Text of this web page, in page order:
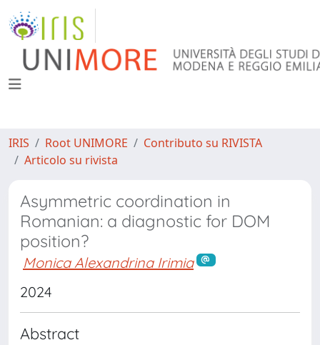
IRIS Root UNIMORE
Contributo su RIVISTA
Articolo su rivista
Asymmetric coordination in
Romanian: a diagnostic for DOM
position?
Monica Alexandrina Irimia
2024
Abstract